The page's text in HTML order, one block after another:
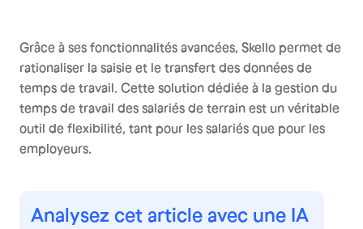
Grâce à ses fonctionnalités avancées, Skello permet de
rationaliser la saisie et le transfert des données de
temps de travail. Cette solution dédiée à la gestion du
temps de travail des salariés de terrain est un véritable
outil de flexibilité, tant pour les salariés que pour les
employeurs.
Analysez cet article avec une IA